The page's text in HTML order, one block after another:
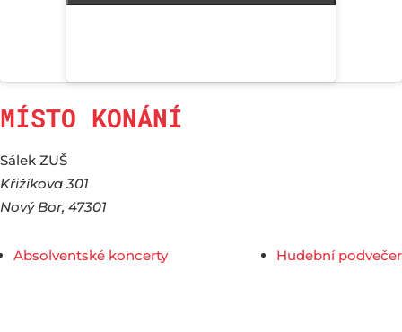
MÍSTO KONÁNÍ
Sálek ZUŠ
Křižíkova 301
Nový Bor, 47301
Absolventské koncerty Hudební podvečer